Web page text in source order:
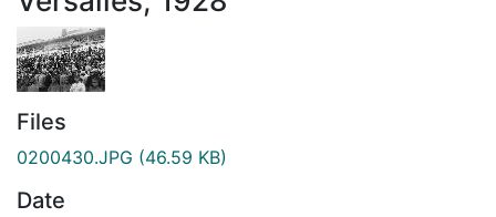
Files
0200430.JPG (46.59 KB)
Date